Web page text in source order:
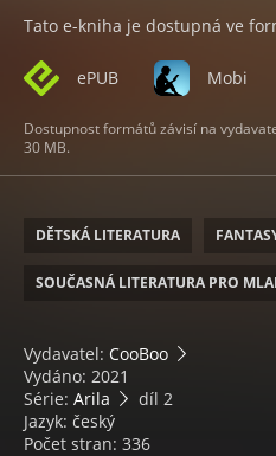
Tato e-kniha je dostupná ve
ePUB Mobi
Dostupnost formátů závisí na
30 MB.
DĚTSKÁ LITERATURA
SOUČASNÁ LITERATURA PRO
Vydavatel: CooBoo
Vydáno: 2021
Série: Arila
díl 2
Jazyk: český
Počet stran: 336